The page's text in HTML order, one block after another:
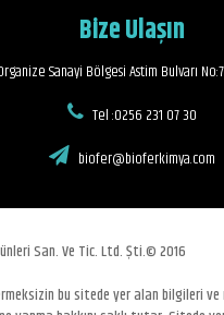
Bize Ulaşın
Sanayi Bölgesi Astim Bulvarı No:7
Tel :0256 231 07 30
biofer@bioferkimya.com
San. Ve Tic. Ltd. Şti.© 2016
bu sitede yer alan bilgileri